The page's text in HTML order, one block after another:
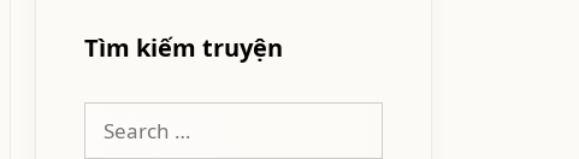
Tìm kiếm truyện
for: